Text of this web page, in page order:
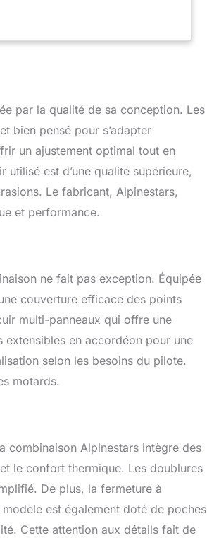
améliorées. Les
et une résistance mécanique
une esthétique saisissante
avec deux couches dans la
et offre un contrôle
R est souple pour plus de confort
supplémentaire dans les
par la qualité de sa conception. Les
bien pensé pour s’adapter
un ajustement optimal tout en
est d’une qualité supérieure,
Le fabricant, Alpinestars,
et performance.
ne fait pas exception. Équipée
couverture efficace des points
multi-panneaux qui offre une
extensibles en accordéon pour une
selon les besoins du pilote.
motards.
combinaison Alpinestars intègre des
le confort thermique. Les doublures
De plus, la fermeture à
est également doté de poches
Cette attention aux détails fait de